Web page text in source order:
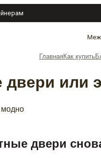
ГлавнаяКак купить
двери или
модно
двери